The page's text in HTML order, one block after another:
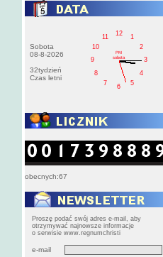
Sobota
08-8-2026
32tydzień
Czas letni
1
2
3
4
5
6
7
8
9
10
11
12
PM
sobota
obecnych:67
Proszę podać swój adres e-mail, aby
otrzymywać najnowsze informacje
o serwisie www.regnumchristi
e-mail